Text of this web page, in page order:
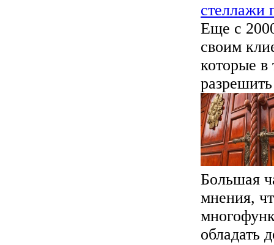
стеллажи
Еще с
своим
которые в
Большая
мнения,
обладать